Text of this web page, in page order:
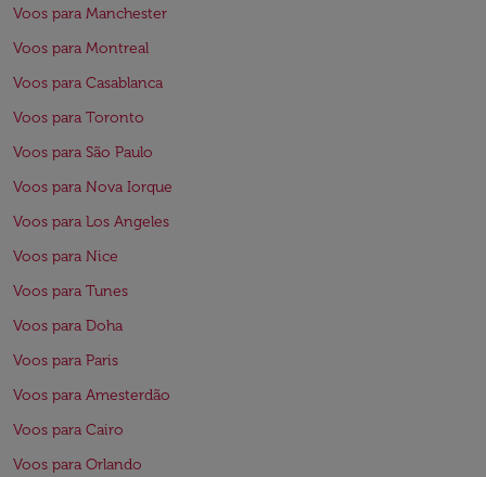
Voos para Manchester
Voos para Montreal
Voos para Casablanca
Voos para Toronto
Voos para São Paulo
Voos para Nova Iorque
Voos para Los Angeles
Voos para Nice
Voos para Tunes
Voos para Doha
Voos para Paris
Voos para Amesterdão
Voos para Cairo
Voos para Orlando